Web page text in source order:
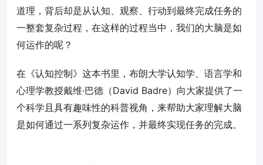
道理，背后却是从认知、观察、行动到最终完成任务的
一整套复杂过程，在这样的过程当中，我们的大脑是如
何运作的呢？
在《认知控制》这本书里，布朗大学认知学、语言学和
心理学教授戴维·巴德（David Badre）向大家提供了一
个科学且具有趣味性的科普视角，来帮助大家理解大脑
是如何通过一系列复杂运作，并最终实现任务的完成。